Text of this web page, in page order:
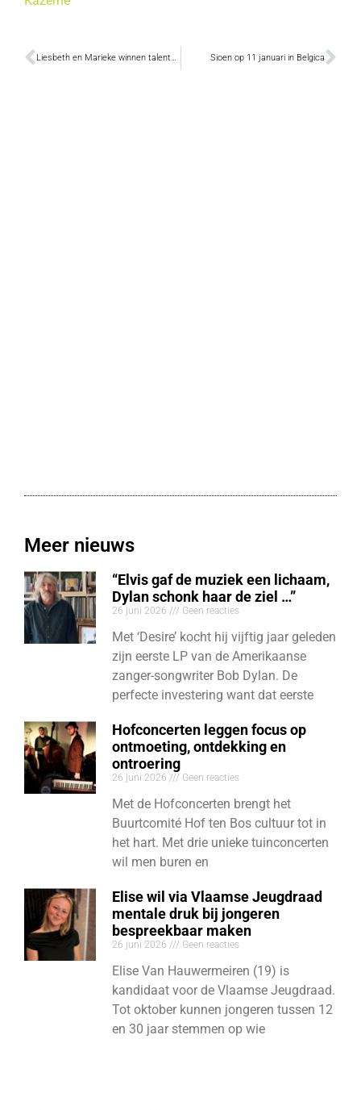
Liesbeth en Marieke winnen talentenwedstrijd Van Rap tot Klassiek Sioen op 11 januari in Belgica
Meer nieuws
“Elvis gaf de muziek een lichaam,
Dylan schonk haar de ziel …”
26 juni 2026 Geen reacties
Met ‘Desire’ kocht hij vijftig jaar geleden
zijn eerste LP van de Amerikaanse
zanger-songwriter Bob Dylan. De
perfecte investering want dat eerste
Hofconcerten leggen focus op
ontmoeting, ontdekking en
ontroering
26 juni 2026 Geen reacties
Met de Hofconcerten brengt het
Buurtcomité Hof ten Bos cultuur tot in
het hart. Met drie unieke tuinconcerten
wil men buren en
Elise wil via Vlaamse Jeugdraad
mentale druk bij jongeren
bespreekbaar maken
26 juni 2026 Geen reacties
Elise Van Hauwermeiren (19) is
kandidaat voor de Vlaamse Jeugdraad.
Tot oktober kunnen jongeren tussen 12
en 30 jaar stemmen op wie